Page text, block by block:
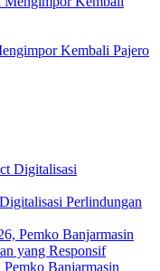
Kembali Pajero
Perlindungan
Banjarmasin